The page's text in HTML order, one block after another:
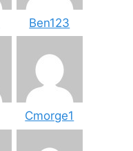
Ben123
Cmorge1